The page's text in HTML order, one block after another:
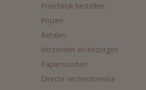
Proefdruk bestellen
Prijzen
Betalen
Verzenden en bezorgen
Papiersoorten
Directe verzendservice